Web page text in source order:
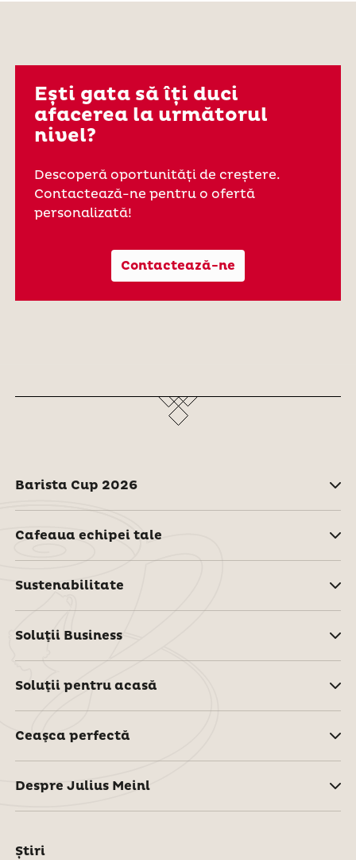
Ești gata să îți duci
afacerea la următorul
nivel?
Descoperă oportunități de creștere.
Contactează-ne pentru o ofertă
personalizată!
Contactează-ne
Barista Cup 2026
Cafeaua echipei tale
Sustenabilitate
Soluţii Business
Soluţii pentru acasă
Ceaşca perfectă
Despre Julius Meinl
Știri